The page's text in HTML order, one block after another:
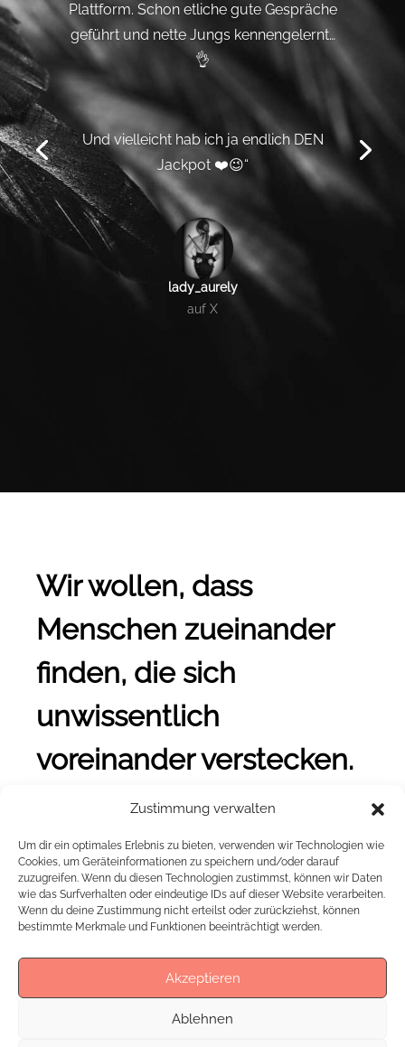
Zustimmung verwalten
Um dir ein optimales Erlebnis zu bieten, verwenden wir Technologien wie
Cookies, um Geräteinformationen zu speichern und/oder darauf
zuzugreifen. Wenn du diesen Technologien zustimmst, können wir Daten
wie das Surfverhalten oder eindeutige IDs auf dieser Website verarbeiten.
Wenn du deine Zustimmung nicht erteilst oder zurückziehst, können
bestimmte Merkmale und Funktionen beeinträchtigt werden.
Akzeptieren
Ablehnen
Plattform. Schon etliche gute Gespräche
geführt und nette Jungs kennengelernt…
👌
Und vielleicht hab ich ja endlich DEN
Jackpot ❤️😉“
lady_aurely
auf X
Wir wollen, dass
Menschen zueinander
finden, die sich
unwissentlich
voreinander verstecken.
einvernehmliche Auslebung liegen
uns dabei sehr am Herzen.
Was uns antreibt